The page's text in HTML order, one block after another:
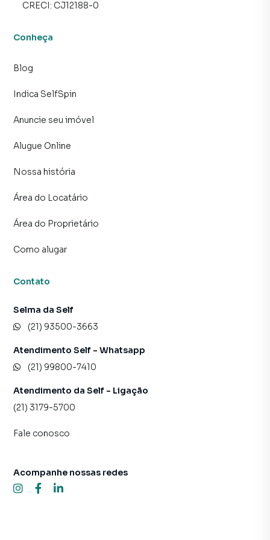
CRECI: CJ12188-0
Conheça
Blog
Indica SelfSpin
Anuncie seu imóvel
Alugue Online
Nossa história
Área do Locatário
Área do Proprietário
Como alugar
Contato
Selma da Self
(21) 93500-3663
Atendimento Self - Whatsapp
(21) 99800-7410
Atendimento da Self - Ligação
(21) 3179-5700
Fale conosco
Acompanhe nossas redes